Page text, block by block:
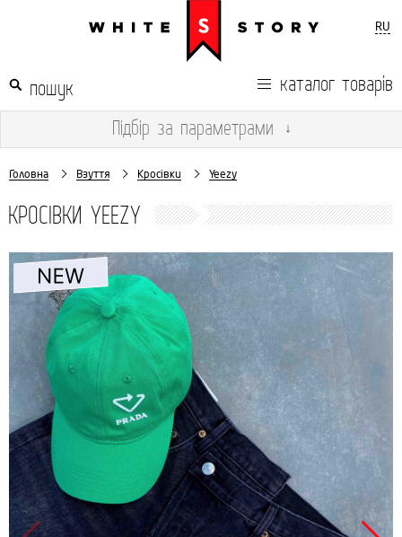
RU
каталог товарів
Підбір за параметрами ↓
Головна Взуття Кросівки Yeezy
КРОСІВКИ YEEZY